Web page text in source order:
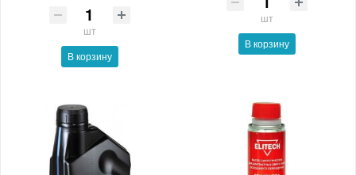
шт
В корзину
шт
В корзину